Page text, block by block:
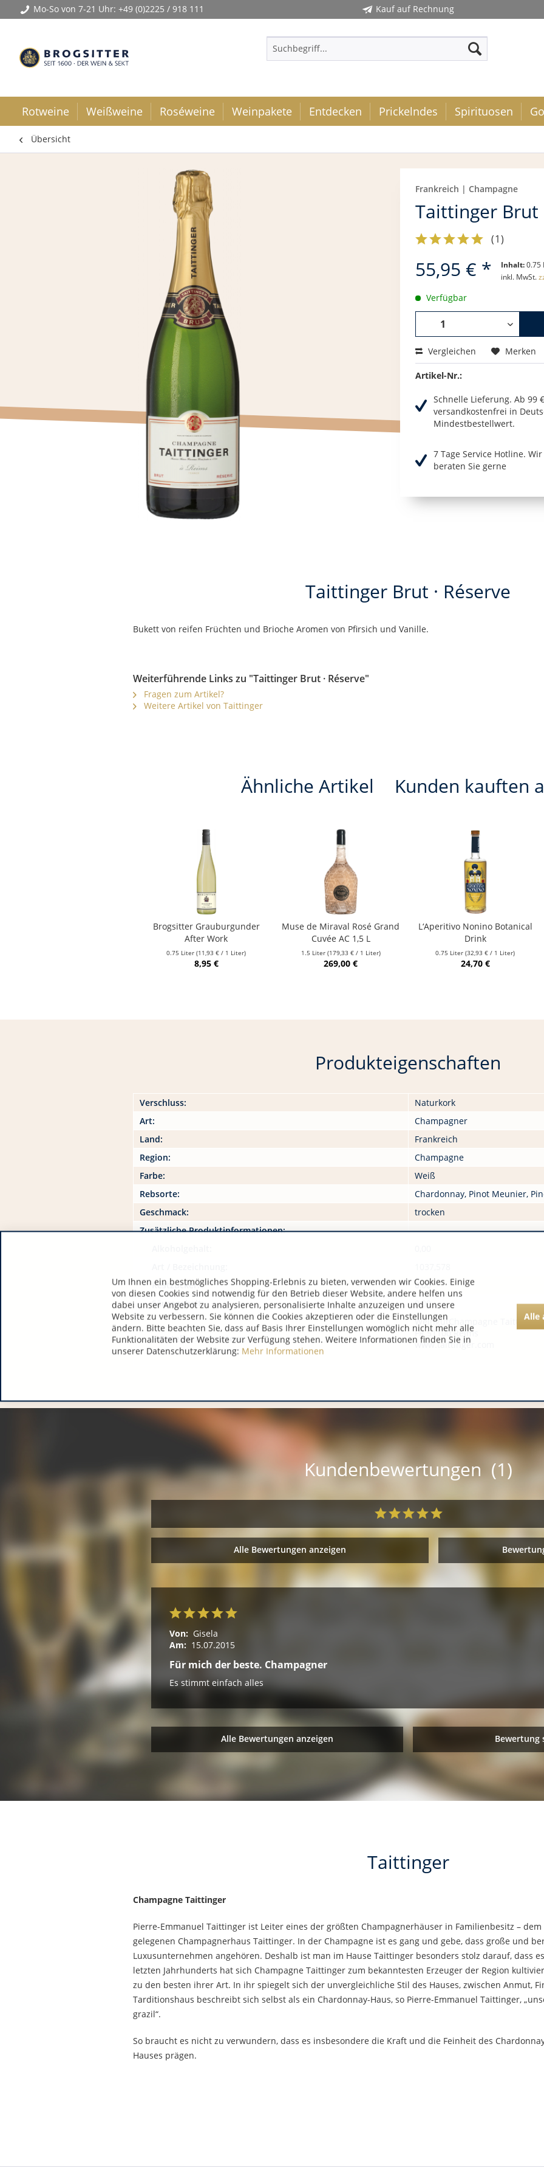
Mo-So von 7-21 Uhr: +49 (0)2225 / 918 111 Kauf auf Rechnung
Rotweine Weißweine Roséweine Weinpakete Entdecken Prickelndes Spirituosen
Übersicht
Frankreich | Champagne
Taittinger Brut
(1)
55,95 € * Inhalt:0.75
inkl. MwSt.
Verfügbar
Vergleichen Merken
Artikel-Nr.:
Schnelle Lieferung. Ab 99 €
versandkostenfrei in
Mindestbestellwert.
7 Tage Service Hotline.
beraten Sie gerne
Taittinger Brut · Réserve
Bukett von reifen Früchten und Brioche Aromen von Pfirsich und Vanille.
Weiterführende Links zu "Taittinger Brut · Réserve"
Fragen zum Artikel?
Weitere Artikel von Taittinger
Ähnliche Artikel Kunden kauften
Brogsitter Grauburgunder
After Work
0.75 Liter(11,93 € / 1 Liter)
8,95 €
Muse de Miraval Rosé Grand
Cuvée AC 1,5 L
1.5 Liter (179,33 € / 1 Liter)
269,00 €
L‘Aperitivo Nonino Botanical
Drink
0.75 Liter(32,93 € / 1 Liter)
24,70 €
Produkteigenschaften
Verschluss:
Naturkork
Art:
Champagner
Land:
Frankreich
Region:
Champagne
Farbe:
Weiß
Rebsorte:
Chardonnay, Pinot Meunier,
Geschmack:
trocken
Zusätzliche Produktinformationen:
Restzucker:
0,00
Säuregehalt:
0,00
Hersteller / Importeur:
WeingutChampagne Taittinger
FR 51100 Reims
www.taittinger.com
Kundenbewertungen (1)
Alle Bewertungen anzeigen
Von: Gisela
Am: 15.07.2015
Für mich der beste. Champagner
Es stimmt einfach alles
Alle Bewertungen anzeigen Bewertung
Taittinger
Champagne Taittinger
Pierre-Emmanuel Taittinger ist Leiter eines der größten Champagnerhäuser in Familienbesitz –
gelegenen Champagnerhaus Taittinger. In der Champagne ist es gang und gebe, dass große und
Luxusunternehmen angehören. Deshalb ist man im Hause Taittinger besonders stolz darauf, dass
letzten Jahrhunderts hat sich Champagne Taittinger zum bekanntesten Erzeuger der Region
zu den besten ihrer Art. In ihr spiegelt sich der unvergleichliche Stil des Hauses, zwischen Anmut,
Tarditionshaus beschreibt sich selbst als ein Chardonnay-Haus, so Pierre-Emmanuel Taittinger,
grazil“.
So braucht es nicht zu verwundern, dass es insbesondere die Kraft und die Feinheit des
Hauses prägen.
Um Ihnen ein bestmögliches Shopping-Erlebnis zu bieten, verwenden wir Cookies. Einige
von diesen Cookies sind notwendig für den Betrieb dieser Website, andere helfen uns
dabei unser Angebot zu analysieren, personalisierte Inhalte anzuzeigen und unsere
Website zu verbessern. Sie können die Cookies akzeptieren oder die Einstellungen
ändern. Bitte beachten Sie, dass auf Basis Ihrer Einstellungen womöglich nicht mehr alle
Funktionalitäten der Website zur Verfügung stehen. Weitere Informationen finden Sie in
unserer Datenschutzerklärung: Mehr Informationen
Alle